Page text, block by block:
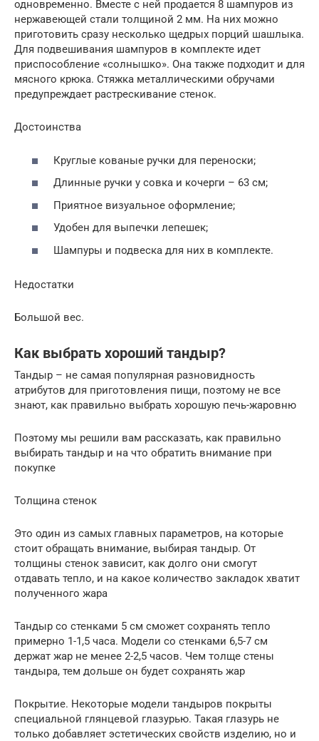
одновременно. Вместе с ней продается 8 шампуров из
нержавеющей стали толщиной 2 мм. На них можно
приготовить сразу несколько щедрых порций шашлыка.
Для подвешивания шампуров в комплекте идет
приспособление «солнышко». Она также подходит и для
мясного крюка. Стяжка металлическими обручами
предупреждает растрескивание стенок.
Достоинства
Круглые кованые ручки для переноски;
Длинные ручки у совка и кочерги – 63 см;
Приятное визуальное оформление;
Удобен для выпечки лепешек;
Шампуры и подвеска для них в комплекте.
Недостатки
Большой вес.
Как выбрать хороший тандыр?
Тандыр – не самая популярная разновидность
атрибутов для приготовления пищи, поэтому не все
знают, как правильно выбрать хорошую печь-жаровню
Поэтому мы решили вам рассказать, как правильно
выбирать тандыр и на что обратить внимание при
покупке
Толщина стенок
Это один из самых главных параметров, на которые
стоит обращать внимание, выбирая тандыр. От
толщины стенок зависит, как долго они смогут
отдавать тепло, и на какое количество закладок хватит
полученного жара
Тандыр со стенками 5 см сможет сохранять тепло
примерно 1-1,5 часа. Модели со стенками 6,5-7 см
держат жар не менее 2-2,5 часов. Чем толще стены
тандыра, тем дольше он будет сохранять жар
Покрытие. Некоторые модели тандыров покрыты
специальной глянцевой глазурью. Такая глазурь не
только добавляет эстетических свойств изделию, но и